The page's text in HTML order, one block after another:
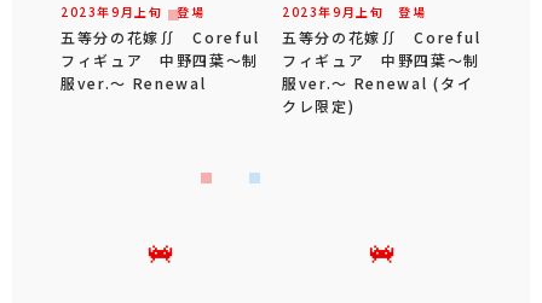
2023年9 月 上旬 登場
五等分の花嫁∬ Coreful
フィギュア 中野四葉～制
服ver.～ Renewal
2023年9 月 上旬 登場
五等分の花嫁∬ Coreful
フィギュア 中野四葉～制
服ver.～ Renewal (タイ
クレ限定)